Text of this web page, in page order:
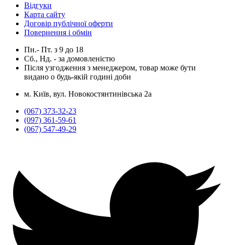
Відгуки
Карта сайту
Договір публічної оферти
Повернення і обмін
Пн.- Пт. з 9 до 18
Сб., Нд. - за домовленістю
Після узгодження з менеджером, товар може бути
видано о будь-якій годині доби
м. Київ, вул. Новокостянтинівська 2а
(067) 373-32-23
(097) 361-59-61
(067) 547-49-29